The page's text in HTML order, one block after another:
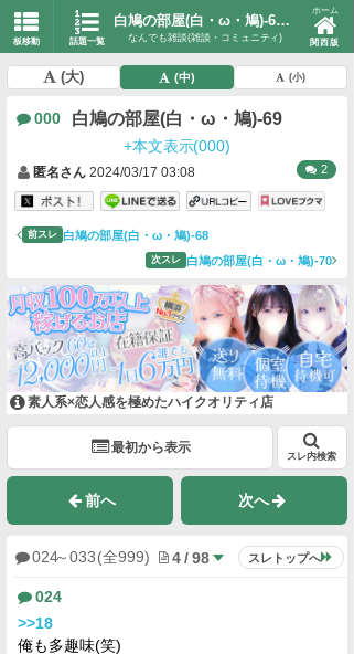
板移動 話題一覧
白鳩の部屋(白・ω・鳩)-69-95
なんでも雑談(雑談・コミュニティ)
ホーム
関西版
(大) (中) (小)
000 白鳩の部屋(白・ω・鳩)-69
+本文表示(000)
匿名さん 2024/03/17 03:08 2
前スレ 白鳩の部屋(白・ω・鳩)-68
次スレ 白鳩の部屋(白・ω・鳩)-70
素人系×恋人感を極めたハイクオリティ店
最初から表示
スレ内検索
前へ 次へ
024～033(全999) 4 / 98 スレトップへ
024
>>18
俺も多趣味(笑)